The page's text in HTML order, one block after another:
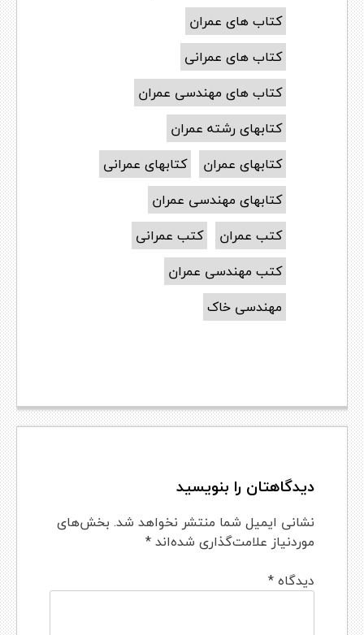
کتاب های عمران
کتاب های عمرانی
کتاب های مهندسی عمران
کتابهای رشته عمران
کتابهای عمران
کتابهای عمرانی
کتابهای مهندسی عمران
کتب عمران
کتب عمرانی
کتب مهندسی عمران
مهندسی خاک
دیدگاهتان را بنویسید
نشانی ایمیل شما منتشر نخواهد شد. بخش‌های
موردنیاز علامت‌گذاری شده‌اند*
دیدگاه*